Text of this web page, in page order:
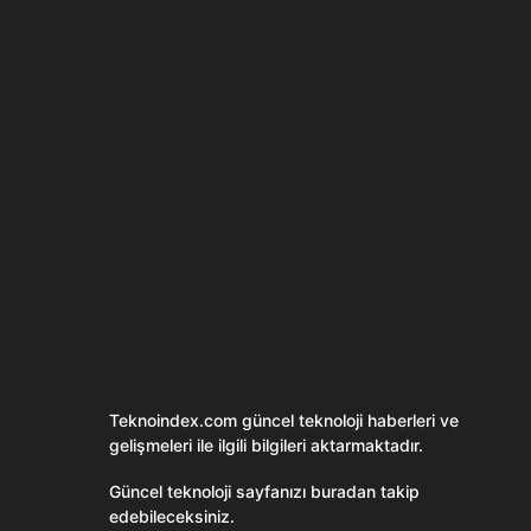
Teknoindex.com güncel teknoloji haberleri ve
gelişmeleri ile ilgili bilgileri aktarmaktadır.
Güncel teknoloji sayfanızı buradan takip
edebileceksiniz.